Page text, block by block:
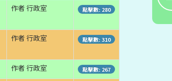
作者 行政室 點擊數: 280
作者 行政室 點擊數: 310
作者 行政室 點擊數: 267